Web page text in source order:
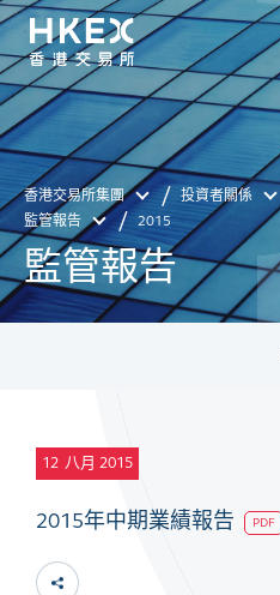
香港交易所集團 投資者關係
監管報告
2015
監管報告
12 八月 2015
2015年中期業績報告 PDF